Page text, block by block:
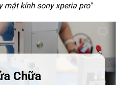
mặt kính sony xperia pro"
Chữa